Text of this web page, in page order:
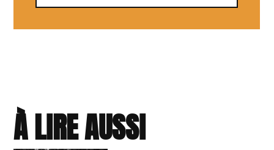
À LIRE AUSSI